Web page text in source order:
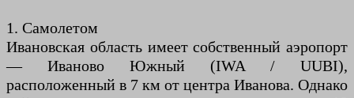
1. Самолетом
Ивановская область имеет собственный аэропорт
— Иваново Южный (IWA / UUBI),
расположенный в 7 км от центра Иванова. Однако